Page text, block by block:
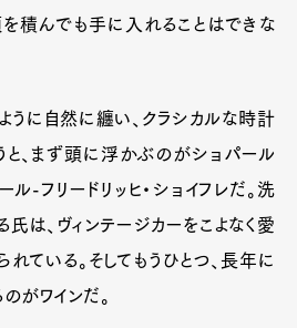
を積んでも手に入れることはできな
うに自然に纏い、クラシカルな時計
と、まず頭に浮かぶのがショパール
-フリードリッヒ・ショイフレだ。洗
は、ヴィンテージカーをこよなく愛
れている。そしてもうひとつ、長年に
がワインだ。